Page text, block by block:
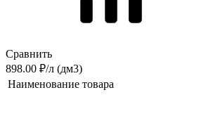
Сравнить
898.00 ₽/л (дм3)
Наименование товара